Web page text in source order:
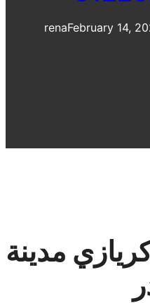
renaFebruary 14,
مدينة